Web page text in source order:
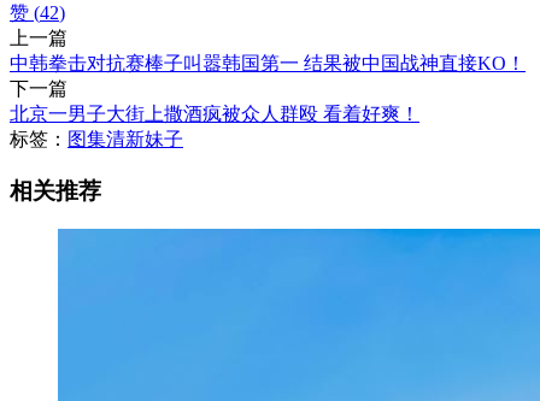
赞 (42)
上一篇
中韩拳击对抗赛棒子叫嚣韩国第一 结果被中国战神直接KO！
下一篇
北京一男子大街上撒酒疯被众人群殴 看着好爽！
标签： 图集清新妹子
相关推荐